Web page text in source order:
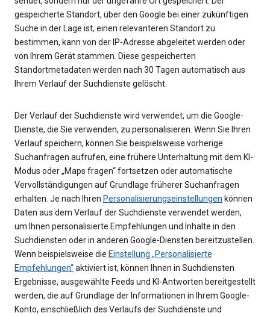
gespeicherte Standort, über den Google bei einer zukünftigen
Suche in der Lage ist, einen relevanteren Standort zu
bestimmen, kann von der IP-Adresse abgeleitet werden oder
von Ihrem Gerät stammen. Diese gespeicherten
Standortmetadaten werden nach 30 Tagen automatisch aus
Ihrem Verlauf der Suchdienste gelöscht.
Der Verlauf der Suchdienste wird verwendet, um die Google-
Dienste, die Sie verwenden, zu personalisieren. Wenn Sie Ihren
Verlauf speichern, können Sie beispielsweise vorherige
Suchanfragen aufrufen, eine frühere Unterhaltung mit dem KI-
Modus oder „Maps fragen“ fortsetzen oder automatische
Vervollständigungen auf Grundlage früherer Suchanfragen
erhalten. Je nach Ihren Personalisierungseinstellungen können
Daten aus dem Verlauf der Suchdienste verwendet werden,
um Ihnen personalisierte Empfehlungen und Inhalte in den
Suchdiensten oder in anderen Google-Diensten bereitzustellen.
Wenn beispielsweise die Einstellung „Personalisierte
Empfehlungen“aktiviert ist, können Ihnen in Suchdiensten
Ergebnisse, ausgewählte Feeds und KI-Antworten bereitgestellt
werden, die auf Grundlage der Informationen in Ihrem Google-
Konto, einschließlich des Verlaufs der Suchdienste und